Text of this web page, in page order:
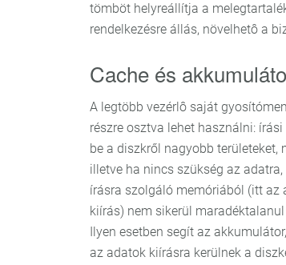
tömböt helyreállítja a
rendelkezésre állás, növelhetô a
Cache és
A legtöbb vezérlô saját
részre osztva lehet használni:
be a diszkről nagyobb
illetve ha nincs szükség az
írásra szolgáló memóriából (itt
kiírás) nem sikerül
Ilyen esetben segít az
az adatok kiírásra kerülnek a